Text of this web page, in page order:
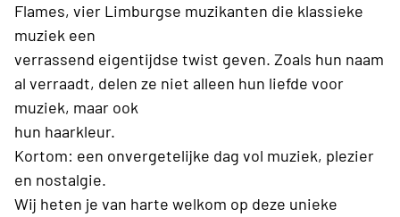
Flames, vier Limburgse muzikanten die klassieke
muziek een
verrassend eigentijdse twist geven. Zoals hun naam
al verraadt, delen ze niet alleen hun liefde voor
muziek, maar ook
hun haarkleur.
Kortom: een onvergetelijke dag vol muziek, plezier
en nostalgie.
Wij heten je van harte welkom op deze unieke